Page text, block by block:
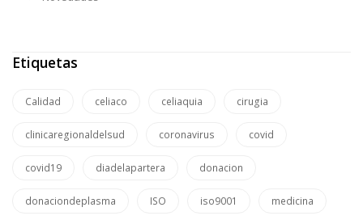
Etiquetas
Calidad celiaco celiaquia cirugia
clinicaregionaldelsud coronavirus covid
covid19 diadelapartera donacion
donaciondeplasma ISO iso9001 medicina